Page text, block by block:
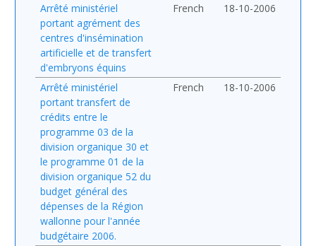
Arrêté ministériel
portant agrément des
centres d'insémination
artificielle et de transfert
d'embryons équins
French 18-10-2006
Arrêté ministériel
portant transfert de
crédits entre le
programme 03 de la
division organique 30 et
le programme 01 de la
division organique 52 du
budget général des
dépenses de la Région
wallonne pour l'année
budgétaire 2006.
French 18-10-2006